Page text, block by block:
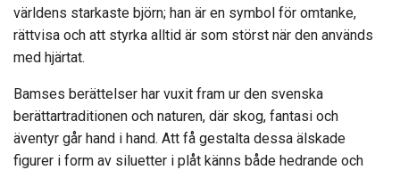
världens starkaste björn; han är en symbol för omtanke,
rättvisa och att styrka alltid är som störst när den används
med hjärtat.
Bamses berättelser har vuxit fram ur den svenska
berättartraditionen och naturen, där skog, fantasi och
äventyr går hand i hand. Att få gestalta dessa älskade
figurer i form av siluetter i plåt känns både hedrande och